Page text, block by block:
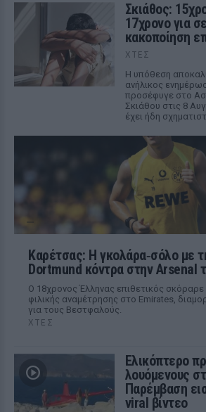
Σκιάθος:
17χρονο για
κακοποίηση
ΧΤΕΣ
Η υπόθεση
ανήλικος
προσέφυγε στο
Σκιάθου στις 8
έχει ήδη
Καρέτσας: Η γκολάρα‑σόλο με
Dortmund κόντρα στην Arsenal
Ο 18χρονος Έλληνας επιθετικός
φιλικής αναμέτρησης στο Emirates,
για τους Βεστφαλούς.
ΧΤΕΣ
Ελικόπτερο
λουόμενους
Παρέμβαση
viral βίντεο